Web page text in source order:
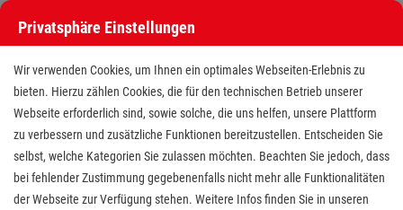
Privatsphäre Einstellungen
Wir verwenden Cookies, um Ihnen ein optimales Webseiten-Erlebnis zu
bieten. Hierzu zählen Cookies, die für den technischen Betrieb unserer
Webseite erforderlich sind, sowie solche, die uns helfen, unsere Plattform
zu verbessern und zusätzliche Funktionen bereitzustellen. Entscheiden Sie
selbst, welche Kategorien Sie zulassen möchten. Beachten Sie jedoch, dass
bei fehlender Zustimmung gegebenenfalls nicht mehr alle Funktionalitäten
der Webseite zur Verfügung stehen. Weitere Infos finden Sie in unseren